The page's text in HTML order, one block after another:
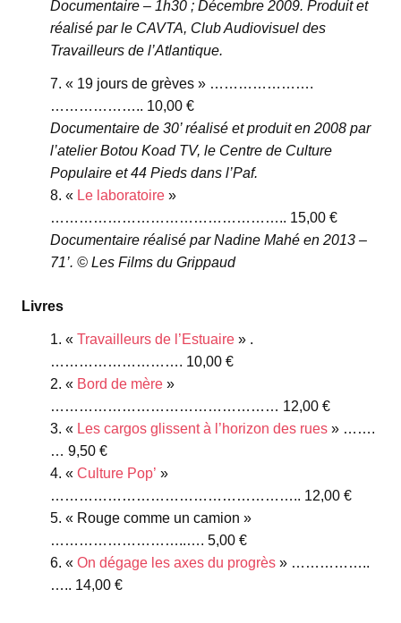
Documentaire – 1h30 ; Décembre 2009. Produit et
réalisé par le CAVTA, Club Audiovisuel des
Travailleurs de l’Atlantique.
« 19 jours de grèves » ………………….
……………….. 10,00 €
Documentaire de 30’ réalisé et produit en 2008 par
l’atelier Botou Koad TV, le Centre de Culture
Populaire et 44 Pieds dans l’Paf.
« Le laboratoire »
………………………………………….. 15,00 €
Documentaire réalisé par Nadine Mahé en 2013 –
71’. © Les Films du Grippaud
Livres
« Travailleurs de l’Estuaire » .
………………………. 10,00 €
« Bord de mère »
………………………………………… 12,00 €
« Les cargos glissent à l’horizon des rues » …….
… 9,50 €
« Culture Pop’ »
…………………………………………….. 12,00 €
« Rouge comme un camion »
………………………..…. 5,00 €
« On dégage les axes du progrès » ……………..
….. 14,00 €